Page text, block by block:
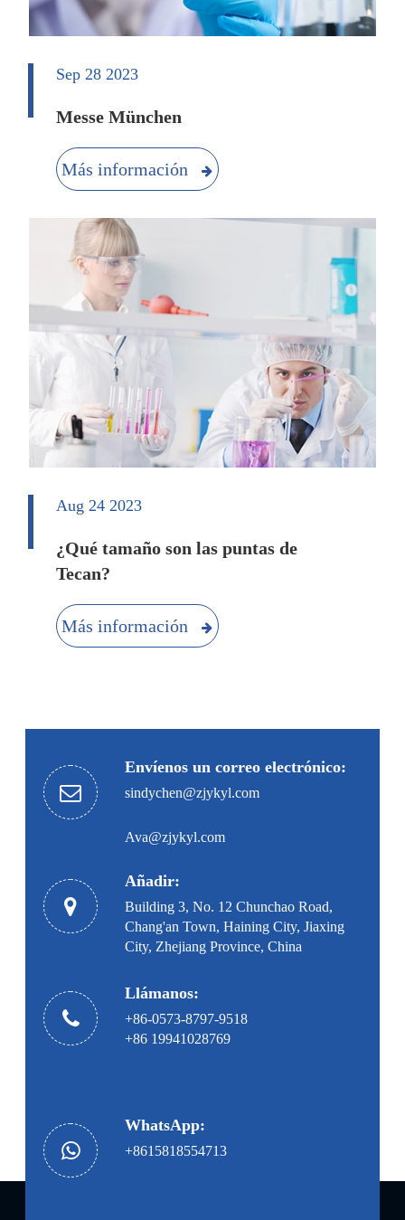
Sep 28 2023
Messe München
Más información
Aug 24 2023
¿Qué tamaño son las puntas de
Tecan?
Más información
Envíenos un correo electrónico:
sindychen@zjykyl.com
Ava@zjykyl.com
Añadir:
Building 3, No. 12 Chunchao Road,
Chang'an Town, Haining City, Jiaxing
City, Zhejiang Province, China
Llámanos:
+86-0573-8797-9518
+86 19941028769
WhatsApp:
+8615818554713